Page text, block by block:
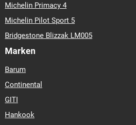
Michelin Primacy 4
Michelin Pilot Sport 5
Bridgestone Blizzak LM005
Marken
Barum
Continental
GITI
Hankook